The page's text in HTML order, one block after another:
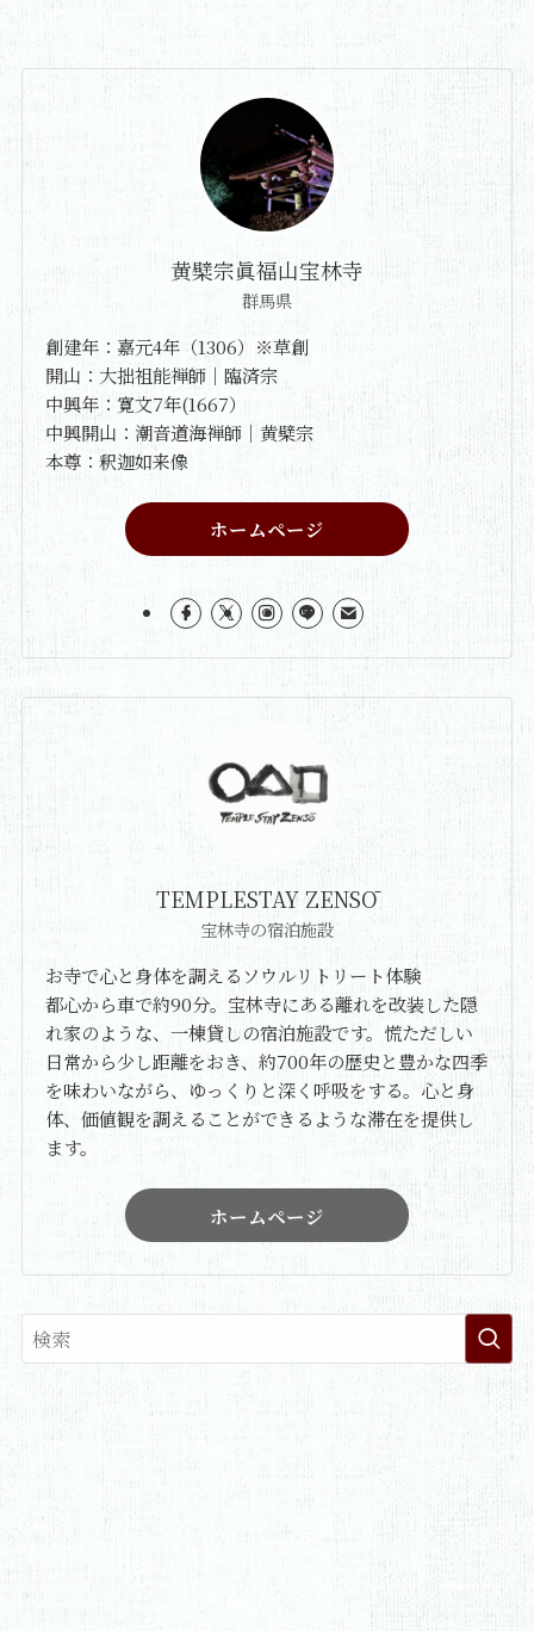
黄檗宗眞福山宝林寺
群馬県
創建年：嘉元4年（1306）※草創
開山：大拙祖能禅師｜臨済宗
中興年：寛文7年(1667）
中興開山：潮音道海禅師｜黄檗宗
本尊：釈迦如来像
ホームページ
TEMPLESTAY ZENSŌ
宝林寺の宿泊施設
お寺で心と身体を調えるソウルリトリート体験
都心から車で約90分。宝林寺にある離れを改装した隠
れ家のような、一棟貸しの宿泊施設です。慌ただしい
日常から少し距離をおき、約700年の歴史と豊かな四季
を味わいながら、ゆっくりと深く呼吸をする。心と身
体、価値観を調えることができるような滞在を提供し
ます。
ホームページ